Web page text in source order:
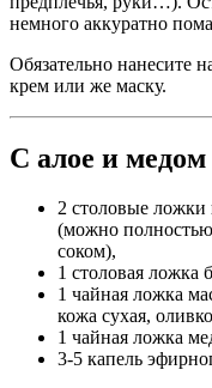
немного аккуратно
Обязательно нанесите
крем или же маску.
С алое и медом
2 столовые ложки
(можно
соком),
1 столовая ложка
1 чайная ложка
кожа сухая,
1 чайная ложка
3-5 капель